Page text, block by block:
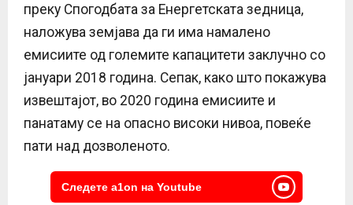
преку Спогодбата за Енергетската зедница,
наложува земјава да ги има намалено
емисиите од големите капацитети заклучно со
јануари 2018 година. Сепак, како што покажува
извештајот, во 2020 година емисиите и
панатаму се на опасно високи нивоа, повеќе
пати над дозволеното.
Следете a1on на Youtube